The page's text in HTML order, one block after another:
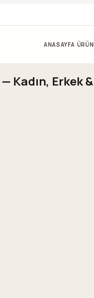
ANASAYFA
Kadın, Erkek